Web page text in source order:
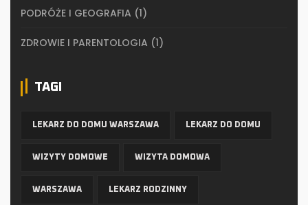
PODRÓŻE I GEOGRAFIA (1)
ZDROWIE I PARENTOLOGIA (1)
TAGI
LEKARZ DO DOMU WARSZAWA LEKARZ DO DOMU
WIZYTY DOMOWE WIZYTA DOMOWA
WARSZAWA LEKARZ RODZINNY